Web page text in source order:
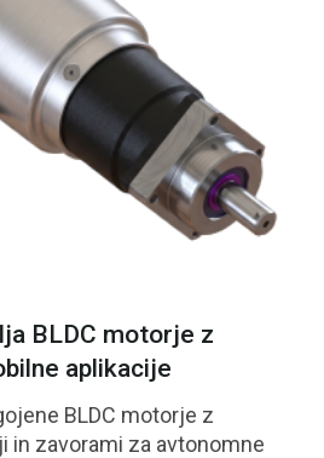
BLDC motorje z
aplikacije
BLDC motorje z
in zavorami za avtonomne